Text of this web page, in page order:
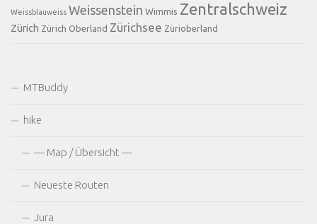
Weissblauweiss Weissenstein Wimmis Zentralschweiz
Zürich Zürich Oberland Zürichsee Zürioberland
MTBuddy
hike
— Map / Übersicht —
Neueste Routen
Jura